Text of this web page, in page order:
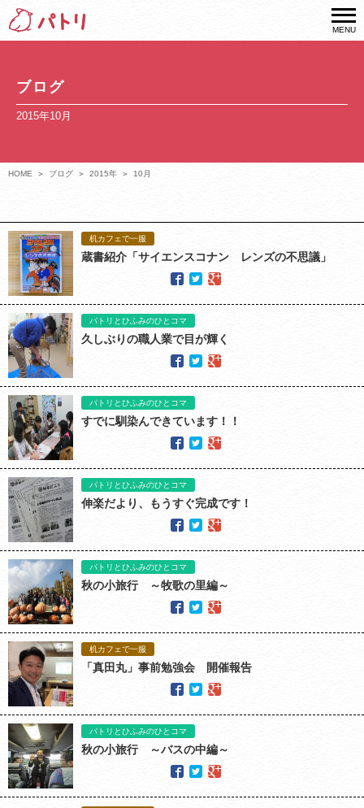
MENU
ブログ
2015年10月
HOME ブログ 2015年 10月
机カフェで一服
蔵書紹介「サイエンスコナン レンズの不思議」
パトリとひふみのひとコマ
久しぶりの職人業で目が輝く
パトリとひふみのひとコマ
すでに馴染んできています！！
パトリとひふみのひとコマ
伸楽だより、もうすぐ完成です！
パトリとひふみのひとコマ
秋の小旅行 ～牧歌の里編～
机カフェで一服
「真田丸」事前勉強会 開催報告
パトリとひふみのひとコマ
秋の小旅行 ～バスの中編～